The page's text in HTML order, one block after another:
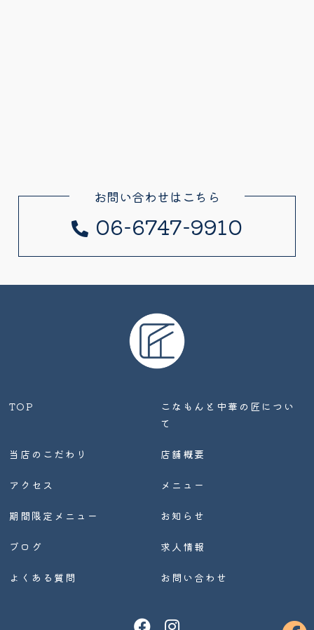
お問い合わせはこちら
06-6747-9910
TOP
こなもんと中華の匠につい
て
当店のこだわり 店舗概要
アクセス メニュー
期間限定メニュー お知らせ
ブログ 求人情報
よくある質問 お問い合わせ